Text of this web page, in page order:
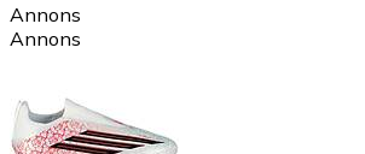
Annons
Annons